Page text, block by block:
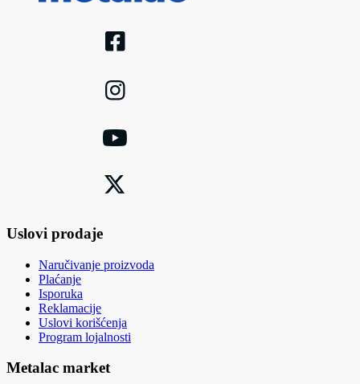
Uslovi prodaje
Naručivanje proizvoda
Plaćanje
Isporuka
Reklamacije
Uslovi korišćenja
Program lojalnosti
Metalac market